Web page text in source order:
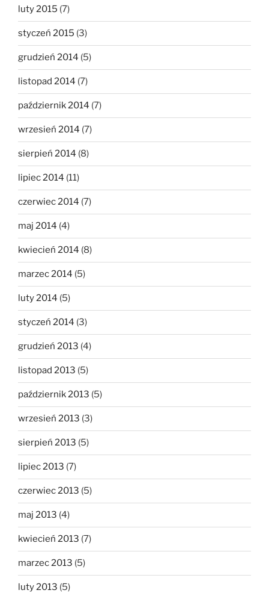
luty 2015 (7)
styczeń 2015 (3)
grudzień 2014 (5)
listopad 2014 (7)
październik 2014 (7)
wrzesień 2014 (7)
sierpień 2014 (8)
lipiec 2014 (11)
czerwiec 2014 (7)
maj 2014 (4)
kwiecień 2014 (8)
marzec 2014 (5)
luty 2014 (5)
styczeń 2014 (3)
grudzień 2013 (4)
listopad 2013 (5)
październik 2013 (5)
wrzesień 2013 (3)
sierpień 2013 (5)
lipiec 2013 (7)
czerwiec 2013 (5)
maj 2013 (4)
kwiecień 2013 (7)
marzec 2013 (5)
luty 2013 (5)